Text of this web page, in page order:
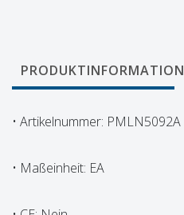
PRODUKTINFORMATION
• Artikelnummer: PMLN5092A
• Maßeinheit: EA